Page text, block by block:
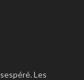
Les